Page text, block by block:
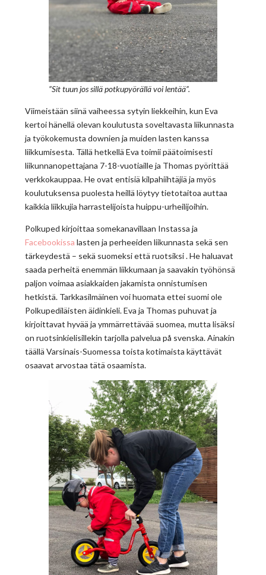
”Sit tuun jos sillä potkupyörällä voi lentää”.
Viimeistään siinä vaiheessa sytyin liekkeihin, kun Eva
kertoi hänellä olevan koulutusta soveltavasta liikunnasta
ja työkokemusta downien ja muiden lasten kanssa
liikkumisesta. Tällä hetkellä Eva toimii päätoimisesti
liikunnanopettajana 7-18-vuotiaille ja Thomas pyörittää
verkkokauppaa. He ovat entisiä kilpahiihtäjiä ja myös
koulutuksensa puolesta heillä löytyy tietotaitoa auttaa
kaikkia liikkujia harrastelijoista huippu-urheilijoihin.
Polkuped kirjoittaa somekanavillaan Instassa ja
Facebookissa lasten ja perheeiden liikunnasta sekä sen
tärkeydestä – sekä suomeksi että ruotsiksi . He haluavat
saada perheitä enemmän liikkumaan ja saavakin työhönsä
paljon voimaa asiakkaiden jakamista onnistumisen
hetkistä. Tarkkasilmäinen voi huomata ettei suomi ole
Polkupediläisten äidinkieli. Eva ja Thomas puhuvat ja
kirjoittavat hyvää ja ymmärrettävää suomea, mutta lisäksi
on ruotsinkielisillekin tarjolla palvelua på svenska. Ainakin
täällä Varsinais-Suomessa toista kotimaista käyttävät
osaavat arvostaa tätä osaamista.